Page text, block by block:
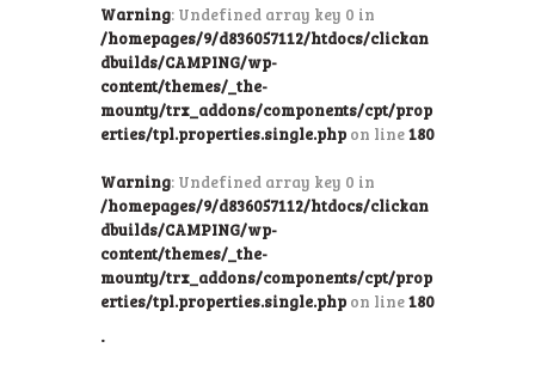
Warning: Undefined array key 0 in
/homepages/9/d836057112/htdocs/clickan
dbuilds/CAMPING/wp-
content/themes/_the-
mounty/trx_addons/components/cpt/prop
erties/tpl.properties.single.php on line180
Warning: Undefined array key 0 in
/homepages/9/d836057112/htdocs/clickan
dbuilds/CAMPING/wp-
content/themes/_the-
mounty/trx_addons/components/cpt/prop
erties/tpl.properties.single.php on line180
.